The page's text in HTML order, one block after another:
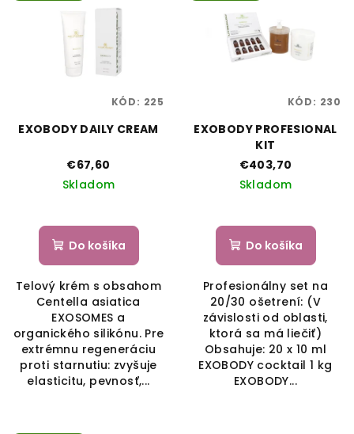
EXOBODY DAILY CREAM
€67,60
Skladom
Do košíka
Telový krém s obsahom
Centella asiatica
EXOSOMES a
organického silikónu. Pre
extrémnu regeneráciu
proti starnutiu: zvyšuje
elasticitu, pevnosť,...
KÓD: 225
EXOBODY PROFESIONAL
KIT
€403,70
Skladom
Do košíka
Profesionálny set na
20/30 ošetrení: (V
závislosti od oblasti,
ktorá sa má liečiť)
Obsahuje: 20 x 10 ml
EXOBODY cocktail 1 kg
EXOBODY...
KÓD: 230